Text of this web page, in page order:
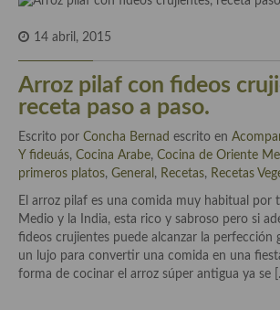
Cocina de la Republica Checa
Cocina de Polonia
Cocina de Ucrania
Cocina Eslovena
Cocina Francesa
Cocina Griega
14 abril, 2015
Arroz pilaf con fideos
receta paso a paso.
Escrito por Concha Bernad escrito en
Y fideuás, Cocina Arabe, Cocina de Oriente
primeros platos, General , Recetas, Recetas
El arroz pilaf es una comida muy habitual por
Medio y la India, esta rico y sabroso pero si
fideos crujientes puede alcanzar la perfección
un lujo para convertir una comida en una
forma de cocinar el arroz súper antigua ya se